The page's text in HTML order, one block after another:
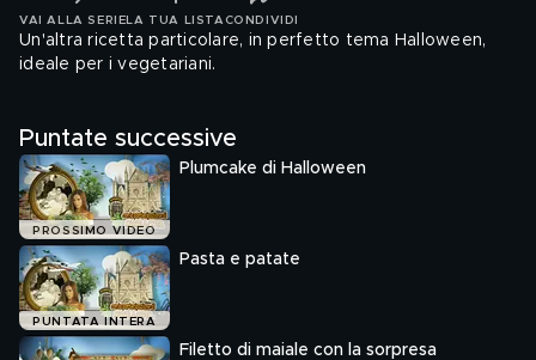
VAI ALLA SERIE LA TUA LISTA CONDIVIDI
Un'altra ricetta particolare, in perfetto tema Halloween,
ideale per i vegetariani.
Puntate successive
PROSSIMO VIDEO
Plumcake di Halloween
PUNTATA INTERA
Pasta e patate
Filetto di maiale con la sorpresa